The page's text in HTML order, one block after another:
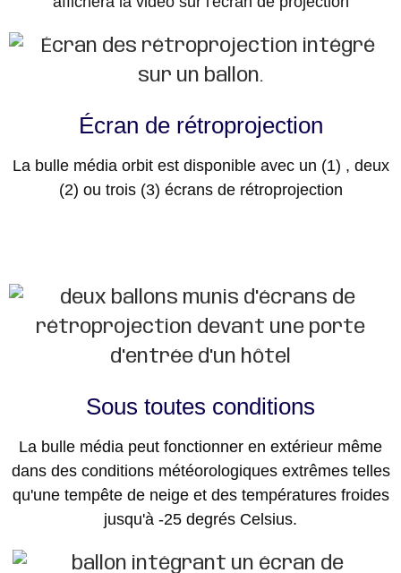
Écran de rétroprojection
La bulle média orbit est disponible avec un (1) , deux
(2) ou trois (3) écrans de rétroprojection
Sous toutes conditions
La bulle média peut fonctionner en extérieur même
dans des conditions météorologiques extrêmes telles
qu'une tempête de neige et des températures froides
jusqu'à -25 degrés Celsius.